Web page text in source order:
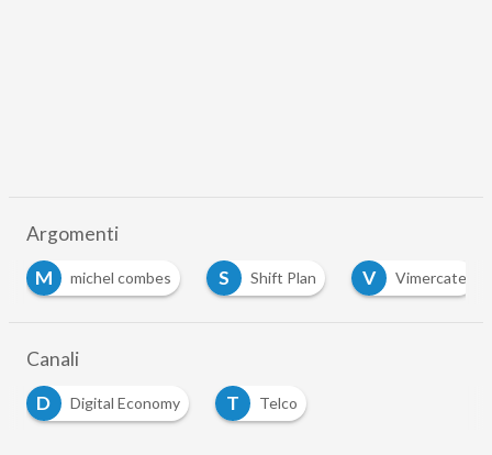
Argomenti
M
michel combes S Shift Plan V Vimercate
Canali
D
Digital Economy T Telco